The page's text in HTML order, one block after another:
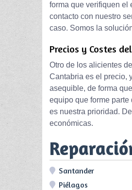
forma que verifiquen el
contacto con nuestro
caso. Somos la
Precios y Costes
Otro de los alicientes
Cantabria es el precio,
asequible, de forma
equipo que forme
es nuestra prioridad.
económicas.
Santander
Piélagos